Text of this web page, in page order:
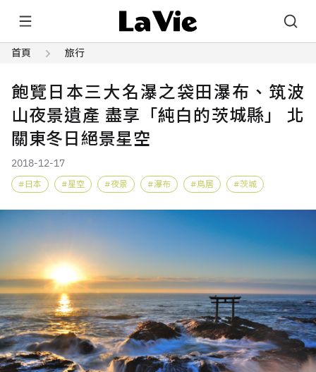
首頁 旅行
飽覽日本三大名瀑之袋田瀑布、筑波
山夜景遺產 盡享「純白的茨城縣」 北
關東冬日絕景星空
2018-12-17
日本 星空 夜景 瀑布 鳥居 茨城